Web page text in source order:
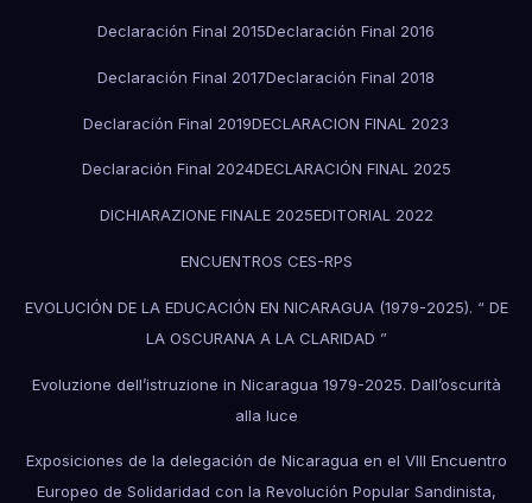
Declaración Final 2015Declaración Final 2016
Declaración Final 2017Declaración Final 2018
Declaración Final 2019DECLARACION FINAL 2023
Declaración Final 2024DECLARACIÓN FINAL 2025
DICHIARAZIONE FINALE 2025EDITORIAL 2022
ENCUENTROS CES-RPS
EVOLUCIÓN DE LA EDUCACIÓN EN NICARAGUA (1979-2025). “ DE
LA OSCURANA A LA CLARIDAD ”
Evoluzione dell’istruzione in Nicaragua 1979-2025. Dall’oscurità
alla luce
Exposiciones de la delegación de Nicaragua en el VIII Encuentro
Europeo de Solidaridad con la Revolución Popular Sandinista,